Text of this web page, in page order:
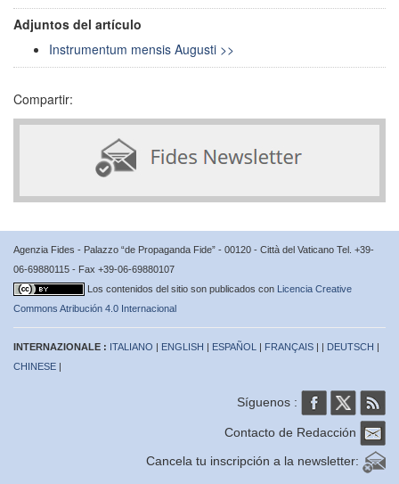
Adjuntos del artículo
Instrumentum mensis Augusti >>
Compartir:
Agenzia Fides - Palazzo “de Propaganda Fide” - 00120 - Città del Vaticano Tel. +39-
06-69880115 - Fax +39-06-69880107
Los contenidos del sitio son publicados con Licencia Creative
Commons Atribución 4.0 Internacional
INTERNAZIONALE : ITALIANO | ENGLISH | ESPAÑOL | FRANÇAIS | | DEUTSCH |
CHINESE |
Síguenos :
Contacto de Redacción
Cancela tu inscripción a la newsletter: